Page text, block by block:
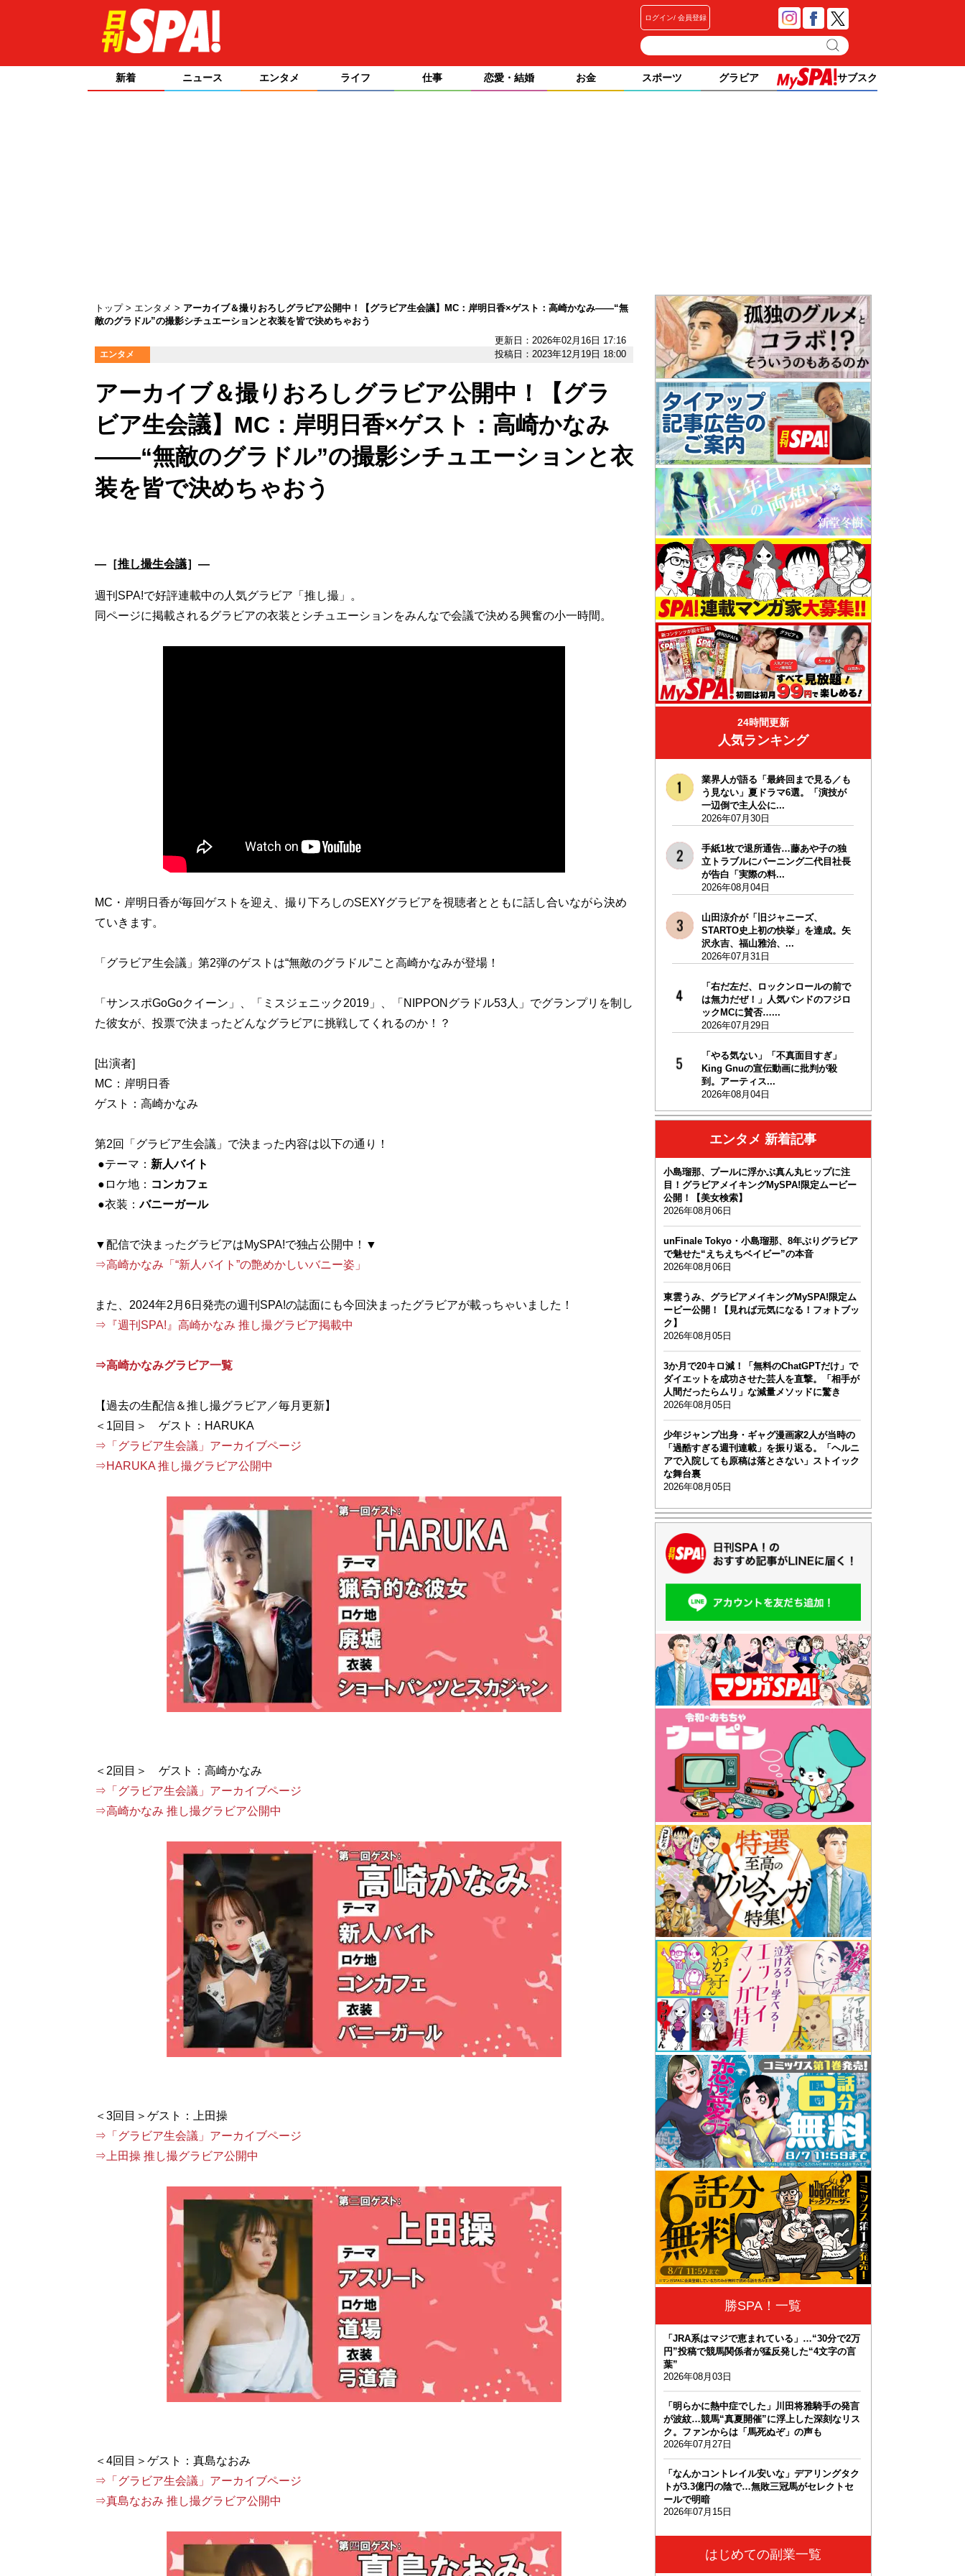
ログイン 会員登録
新着 ニュース エンタメ ライフ 仕事 恋愛・結婚 お金 スポーツ グラビア サブスク
トップ エンタメ
アーカイブ＆撮りおろしグラビア公開中！【グラビア生会議】MC：岸明日香×ゲスト：高崎かなみ――“無
敵のグラドル”の撮影シチュエーションと衣装を皆で決めちゃおう
更新日：2026年02月16日 17:16
エンタメ 投稿日：2023年12月19日 18:00
アーカイブ＆撮りおろしグラビア公開中！【グラ
ビア生会議】MC：岸明日香×ゲスト：高崎かなみ
――“無敵のグラドル”の撮影シチュエーションと衣
装を皆で決めちゃおう
―［推し撮生会議］―
週刊SPA!で好評連載中の人気グラビア「推し撮」。
同ページに掲載されるグラビアの衣装とシチュエーションをみんなで会議で決める興奮の小一時間。
MC・岸明日香が毎回ゲストを迎え、撮り下ろしのSEXYグラビアを視聴者とともに話し合いながら決め
ていきます。
「グラビア生会議」第2弾のゲストは“無敵のグラドル”こと高崎かなみが登場！
「サンスポGoGoクイーン」、「ミスジェニック2019」、「NIPPONグラドル53人」でグランプリを制し
た彼女が、投票で決まったどんなグラビアに挑戦してくれるのか！？
[出演者]
MC：岸明日香
ゲスト：高崎かなみ
第2回「グラビア生会議」で決まった内容は以下の通り！
●テーマ： 新人バイト
●ロケ地： コンカフェ
●衣装：バニーガール
⇒高崎かなみ「“新人バイト”の艶めかしいバニー姿」
⇒『週刊SPA!』高崎かなみ 推し撮グラビア掲載中
⇒高崎かなみグラビア一覧
【過去の生配信＆推し撮グラビア／毎月更新】
＜1回目＞ ゲスト：HARUKA
⇒「グラビア生会議」アーカイブページ
⇒HARUKA 推し撮グラビア公開中
⇒「グラビア生会議」アーカイブページ
⇒高崎かなみ 推し撮グラビア公開中
＜3回目＞ゲスト：上田操
⇒「グラビア生会議」アーカイブページ
⇒上田操 推し撮グラビア公開中
⇒「グラビア生会議」アーカイブページ
⇒真島なおみ 推し撮グラビア公開中
24時間更新
人気ランキング
業界人が語る「最終回まで見る／も
う見ない」夏ドラマ6選。「演技が
一辺倒で主人公に...
2026年07月30日
手紙1枚で退所通告…藤あや子の独
立トラブルにバーニング二代目社長
が告白「実際の料...
2026年08月04日
山田涼介が「旧ジャニーズ、
STARTO史上初の快挙」を達成。矢
沢永吉、福山雅治、...
2026年07月31日
「右だ左だ、ロックンロールの前で
は無力だぜ！」人気バンドのフジロ
ックMCに賛否…...
2026年07月29日
「やる気ない」「不真面目すぎ」
King Gnuの宣伝動画に批判が殺
到。アーティス...
2026年08月04日
エンタメ 新着記事
小島瑠那、プールに浮かぶ真ん丸ヒップに注
目！グラビアメイキングMySPA!限定ムービー
公開！【美女検索】
2026年08月06日
unFinale Tokyo・小島瑠那、8年ぶりグラビア
で魅せた“えちえちベイビー”の本音
2026年08月06日
東雲うみ、グラビアメイキングMySPA!限定ム
ービー公開！【見れば元気になる！フォトブッ
ク】
2026年08月05日
3か月で20キロ減！「無料のChatGPTだけ」で
ダイエットを成功させた芸人を直撃。「相手が
人間だったらムリ」な減量メソッドに驚き
2026年08月05日
少年ジャンプ出身・ギャグ漫画家2人が当時の
「過酷すぎる週刊連載」を振り返る。「ヘルニ
アで入院しても原稿は落とさない」ストイック
な舞台裏
2026年08月05日
勝SPA！一覧
「JRA系はマジで恵まれている」…“30分で2万
円”投稿で競馬関係者が猛反発した“4文字の言
葉”
2026年08月03日
「明らかに熱中症でした」川田将雅騎手の発言
が波紋…競馬“真夏開催”に浮上した深刻なリス
ク。ファンからは「馬死ぬぞ」の声も
2026年07月27日
「なんかコントレイル安いな」デアリングタク
トが3.3億円の陰で…無敗三冠馬がセレクトセ
ールで明暗
2026年07月15日
はじめての副業一覧